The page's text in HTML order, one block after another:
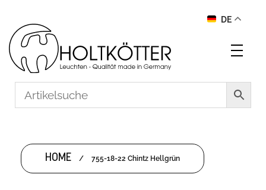
DE
HOME / 755-18-22 Chintz Hellgrün